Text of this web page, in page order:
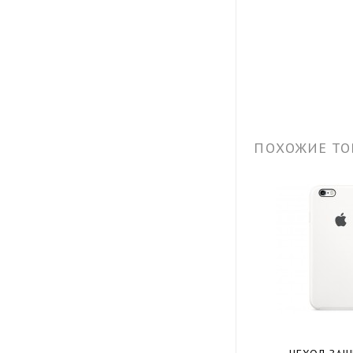
ПОХОЖИЕ